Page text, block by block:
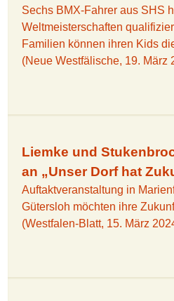
Sechs BMX-Fahrer aus SHS
Weltmeisterschaften
Familien können ihren Kids
(Neue Westfälische, 19. März
Liemke und
an „Unser Dorf hat
Auftaktveranstaltung in
Gütersloh möchten ihre
(Westfalen-Blatt, 15. März